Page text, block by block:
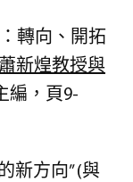
轉向、開拓
蕭新煌教授與
編，頁9-
新方向” (與